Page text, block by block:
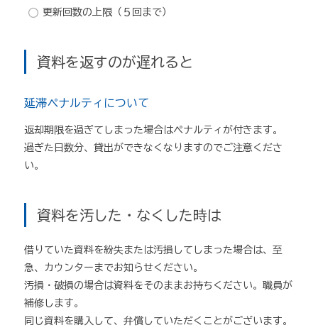
更新回数の上限（５回まで）
資料を返すのが遅れると
延滞ペナルティについて
返却期限を過ぎてしまった場合はペナルティが付きます。
過ぎた日数分、貸出ができなくなりますのでご注意くださ
い。
資料を汚した・なくした時は
借りていた資料を紛失または汚損してしまった場合は、至
急、カウンターまでお知らせください。
汚損・破損の場合は資料をそのままお持ちください。職員が
補修します。
同じ資料を購入して、弁償していただくことがございます。